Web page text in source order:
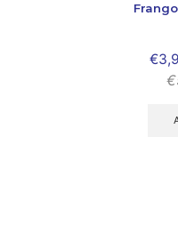
€
€